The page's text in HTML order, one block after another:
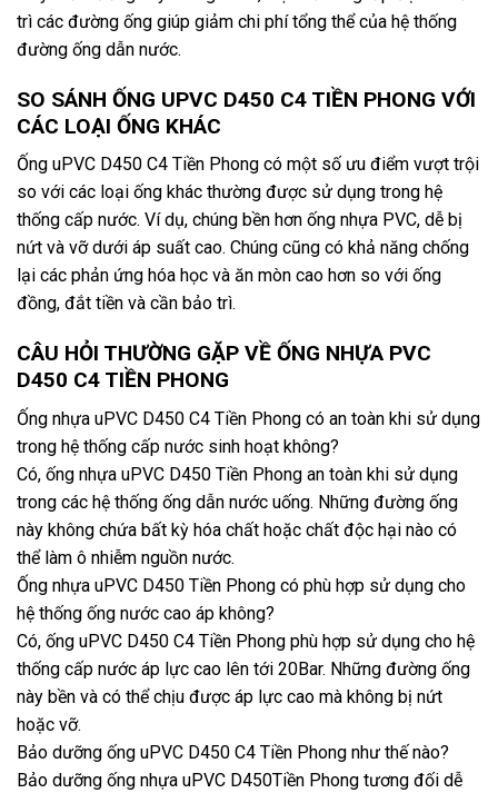
trì các đường ống giúp giảm chi phí tổng thể của hệ thống
đường ống dẫn nước.
SO SÁNH ỐNG UPVC D450 C4 TIỀN PHONG VỚI
CÁC LOẠI ỐNG KHÁC
Ống uPVC D450 C4 Tiền Phong có một số ưu điểm vượt trội
so với các loại ống khác thường được sử dụng trong hệ
thống cấp nước. Ví dụ, chúng bền hơn ống nhựa PVC, dễ bị
nứt và vỡ dưới áp suất cao. Chúng cũng có khả năng chống
lại các phản ứng hóa học và ăn mòn cao hơn so với ống
đồng, đắt tiền và cần bảo trì.
CÂU HỎI THƯỜNG GẶP VỀ ỐNG NHỰA PVC
D450 C4 TIỀN PHONG
Ống nhựa uPVC D450 C4 Tiền Phong có an toàn khi sử dụng
trong hệ thống cấp nước sinh hoạt không?
Có, ống nhựa uPVC D450 Tiền Phong an toàn khi sử dụng
trong các hệ thống ống dẫn nước uống. Những đường ống
này không chứa bất kỳ hóa chất hoặc chất độc hại nào có
thể làm ô nhiễm nguồn nước.
Ống nhựa uPVC D450 Tiền Phong có phù hợp sử dụng cho
hệ thống ống nước cao áp không?
Có, ống uPVC D450 C4 Tiền Phong phù hợp sử dụng cho hệ
thống cấp nước áp lực cao lên tới 20Bar. Những đường ống
này bền và có thể chịu được áp lực cao mà không bị nứt
hoặc vỡ.
Bảo dưỡng ống uPVC D450 C4 Tiền Phong như thế nào?
Bảo dưỡng ống nhựa uPVC D450Tiền Phong tương đối dễ